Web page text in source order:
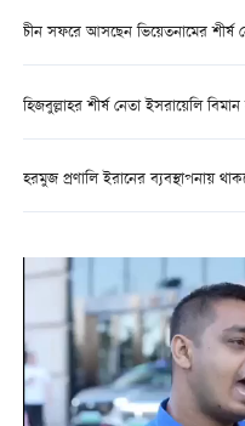
চীন সফরে আসছেন ভিয়েতনামের শীর্ষ
হিজবুল্লাহর শীর্ষ নেতা ইসরায়েলি
হরমুজ প্রণালি ইরানের ব্যবস্থাপনায়